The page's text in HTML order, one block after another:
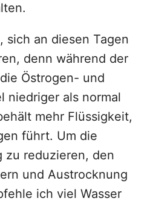
sich an diesen Tagen
denn während der
Östrogen- und
niedriger als normal
mehr Flüssigkeit,
führt. Um die
zu reduzieren, den
und Austrocknung
ich viel Wasser